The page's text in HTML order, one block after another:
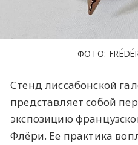
ФОТО:
Стенд лиссабонской
представляет собой
экспозицию
Флёри. Ее практика